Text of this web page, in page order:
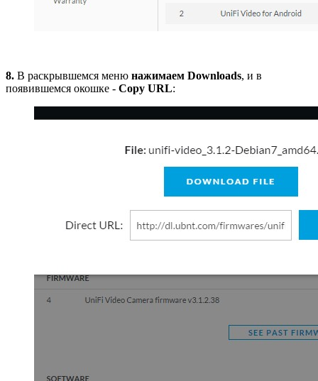
8. В раскрывшемся меню нажимаем Downloads, и в
появившемся окошке - Copy URL: